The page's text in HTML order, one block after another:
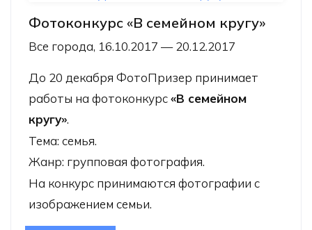
Фотоконкурс «В семейном кругу»
Все города, 16.10.2017 — 20.12.2017
До 20 декабря ФотоПризер принимает
работы на фотоконкурс«В семейном
кругу».
Тема: семья.
Жанр: групповая фотография.
На конкурс принимаются фотографии с
изображением семьи.